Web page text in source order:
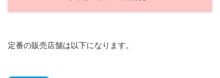
定番の販売店舗は以下になります。